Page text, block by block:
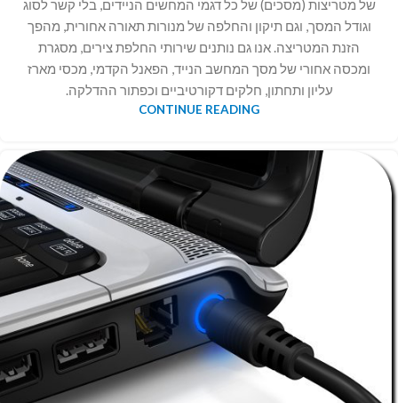
של מטריצות (מסכים) של כל דגמי המחשים הניידים, בלי קשר לסוג
וגודל המסך, וגם תיקון והחלפה של מנורות תאורה אחורית, מהפך
הזנת המטריצה. אנו גם נותנים שירותי החלפת צירים, מסגרת
ומכסה אחורי של מסך המחשב הנייד, הפאנל הקדמי, מכסי מארז
עליון ותחתון, חלקים דקורטיביים וכפתור ההדלקה.
CONTINUE READING